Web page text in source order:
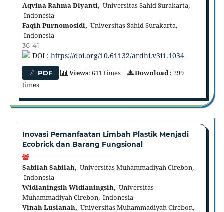
Aqvina Rahma Diyanti, Universitas Sahid Surakarta,
Indonesia
Faqih Purnomosidi, Universitas Sahid Surakarta,
Indonesia
36-41
DOI : https://doi.org/10.61132/ardhi.v3i1.1034
PDF Views: 611 times | Download : 299
times
Inovasi Pemanfaatan Limbah Plastik Menjadi
Ecobrick dan Barang Fungsional
Sabilah Sabilah, Universitas Muhammadiyah Cirebon,
Indonesia
Widianingsih Widianingsih, Universitas
Muhammadiyah Cirebon, Indonesia
Vinah Lusianah, Universitas Muhammadiyah Cirebon,